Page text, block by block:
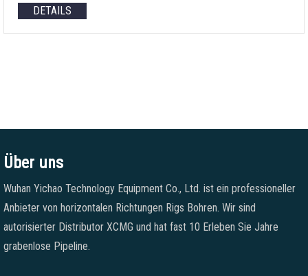
DETAILS
Über uns
Wuhan Yichao Technology Equipment Co., Ltd. ist ein professioneller
Anbieter von horizontalen Richtungen Rigs Bohren. Wir sind
autorisierter Distributor XCMG und hat fast 10 Erleben Sie Jahre
grabenlose Pipeline.